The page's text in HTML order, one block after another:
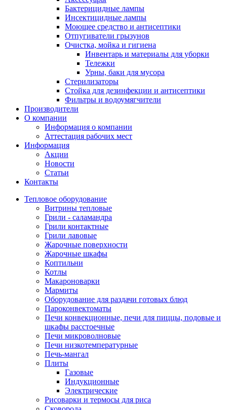
Бактерицидные лампы
Инсектицидные лампы
Моющее средство и антисептики
Отпугиватели грызунов
Очистка, мойка и гигиена
Инвентарь и материалы для уборки
Тележки
Урны, баки для мусора
Стерилизаторы
Стойка для дезинфекции и антисептики
Фильтры и водоумягчители
Производители
О компании
Информация о компании
Аттестация рабочих мест
Информация
Акции
Новости
Статьи
Контакты
Тепловое оборудование
Витрины тепловые
Грили - саламандра
Грили контактные
Грили лавовые
Жарочные поверхности
Жарочные шкафы
Коптильни
Котлы
Макароноварки
Мармиты
Оборудование для раздачи готовых блюд
Пароконвектоматы
Печи конвекционные, печи для пиццы, подовые и
шкафы расстоечные
Печи микроволновые
Печи низкотемпературные
Печь-мангал
Плиты
Газовые
Индукционные
Электрические
Рисоварки и термосы для риса